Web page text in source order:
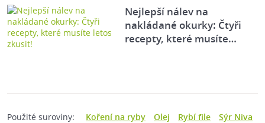
Nejlepší nálev na
nakládané okurky: Čtyři
recepty, které musíte…
Použité suroviny: Koření na ryby Olej Rybí file
Sýr Niva